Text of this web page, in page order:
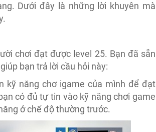
Dưới đây là những lời khuyên mà
chơi đạt được level 25. Bạn đã sẵn
bạn trả lời cầu hỏi này:
kỹ năng chơ igame của mình để đạt
có đủ tự tin vào kỹ năng chơi game
ở chế độ thường trước.